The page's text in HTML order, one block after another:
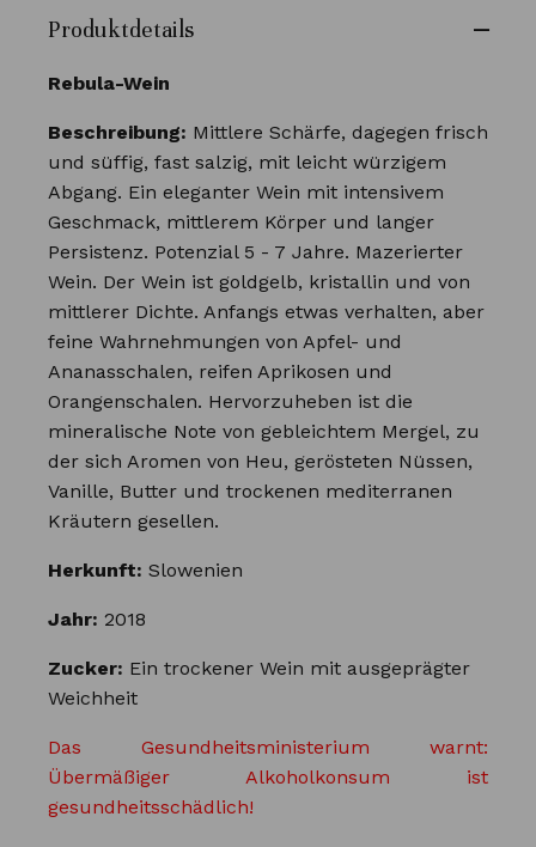
Produktdetails
Rebula-Wein
Beschreibung: Mittlere Schärfe, dagegen frisch
und süffig, fast salzig, mit leicht würzigem
Abgang. Ein eleganter Wein mit intensivem
Geschmack, mittlerem Körper und langer
Persistenz. Potenzial 5 - 7 Jahre. Mazerierter
Wein. Der Wein ist goldgelb, kristallin und von
mittlerer Dichte. Anfangs etwas verhalten, aber
feine Wahrnehmungen von Apfel- und
Ananasschalen, reifen Aprikosen und
Orangenschalen. Hervorzuheben ist die
mineralische Note von gebleichtem Mergel, zu
der sich Aromen von Heu, gerösteten Nüssen,
Vanille, Butter und trockenen mediterranen
Kräutern gesellen.
Herkunft: Slowenien
Jahr: 2018
Zucker: Ein trockener Wein mit ausgeprägter
Weichheit
Das Gesundheitsministerium warnt:
Übermäßiger Alkoholkonsum ist
gesundheitsschädlich!